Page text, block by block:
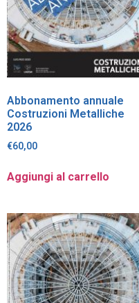
Abbonamento annuale
Costruzioni Metalliche
2026
€60,00
Aggiungi al carrello